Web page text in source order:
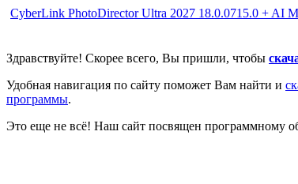
CyberLink PhotoDirector Ultra 2027 18.0.0715.0 + AI
Здравствуйте! Скорее всего, Вы пришли, чтобы
Удобная навигация по сайту поможет Вам найти и
программы.
Это еще не всё! Наш сайт посвящен программному